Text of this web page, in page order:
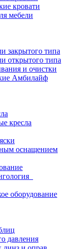
кровати
мебели
закрытого типа
открытого типа
и очистки
Амбилайф
кресла
оснащением
оборудование
давления